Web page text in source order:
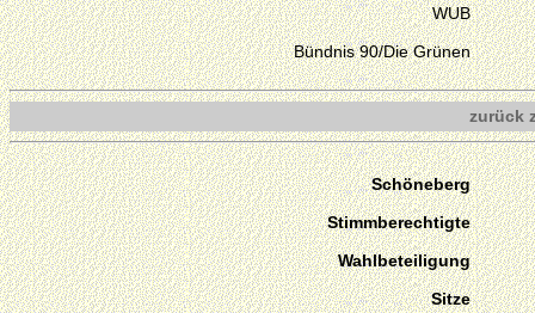
WUB
Bündnis 90/Die Grünen
zurück
Schöneberg
Stimmberechtigte
Wahlbeteiligung
Sitze